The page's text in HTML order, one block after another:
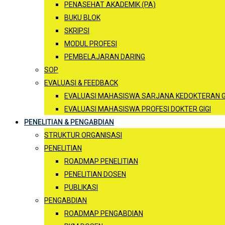
PENASEHAT AKADEMIK (PA)
BUKU BLOK
SKRIPSI
MODUL PROFESI
PEMBELAJARAN DARING
SOP
EVALUASI & FEEDBACK
EVALUASI MAHASISWA SARJANA KEDOKTERAN
EVALUASI MAHASISWA PROFESI DOKTER GIGI
PENELITIAN & PENGABDIAN
STRUKTUR ORGANISASI
PENELITIAN
ROADMAP PENELITIAN
PENELITIAN DOSEN
PUBLIKASI
PENGABDIAN
ROADMAP PENGABDIAN